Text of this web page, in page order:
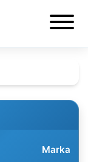
Marka